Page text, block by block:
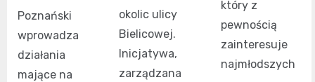
Poznański
wprowadza
działania
mające na
okolic ulicy
Bielicowej.
Inicjatywa,
zarządzana
który z
pewnością
zainteresuje
najmłodszych